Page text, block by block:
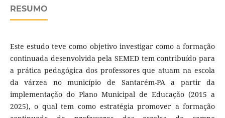
RESUMO
Este estudo teve como objetivo investigar como a formação
continuada desenvolvida pela SEMED tem contribuído para
a prática pedagógica dos professores que atuam na escola
da várzea no município de Santarém-PA a partir da
implementação do Plano Municipal de Educação (2015 a
2025), o qual tem como estratégia promover a formação